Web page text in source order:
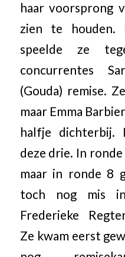
haar voorsprong
zien te houden.
speelde ze
concurrentes
(Gouda) remise.
maar Emma
halfje dichterbij.
deze drie. In
maar in ronde 8
toch nog mis
Frederieke
Ze kwam eerst